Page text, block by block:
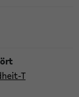
T